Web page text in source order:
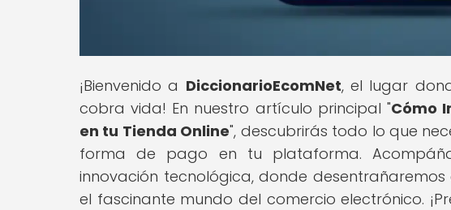
¡Bienvenido a DiccionarioEcomNet, el lugar
cobra vida! En nuestro artículo principal "Cómo
en tu Tienda Online", descubrirás todo lo que
forma de pago en tu plataforma.
innovación tecnológica, donde
el fascinante mundo del comercio electrónico.